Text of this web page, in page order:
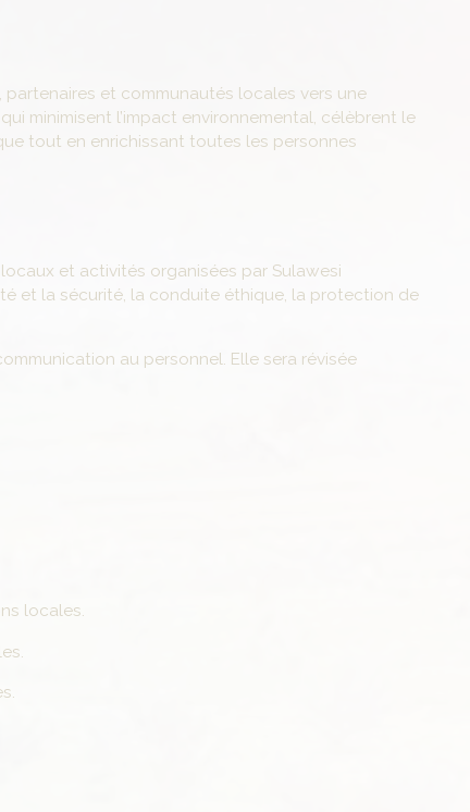
et communautés locales vers une
minimisent l’impact environnemental, célèbrent le
tout en enrichissant toutes les personnes
et activités organisées par Sulawesi
et la sécurité, la conduite éthique, la protection de
au personnel. Elle sera révisée
locales.